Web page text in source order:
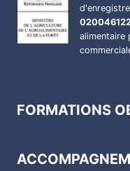
alimentaire
FORMATIONS